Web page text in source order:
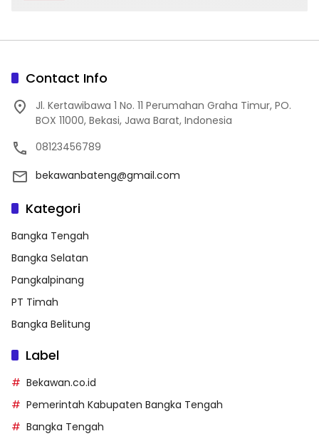
Contact Info
Jl. Kertawibawa 1 No. 11 Perumahan Graha Timur, PO.
BOX 11000, Bekasi, Jawa Barat, Indonesia
08123456789
bekawanbateng@gmail.com
Kategori
Bangka Tengah
Bangka Selatan
Pangkalpinang
PT Timah
Bangka Belitung
Label
Bekawan.co.id
Pemerintah Kabupaten Bangka Tengah
Bangka Tengah